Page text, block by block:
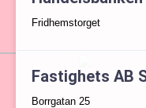
Fridhemstorget
Fastighets AB
Borrgatan 25